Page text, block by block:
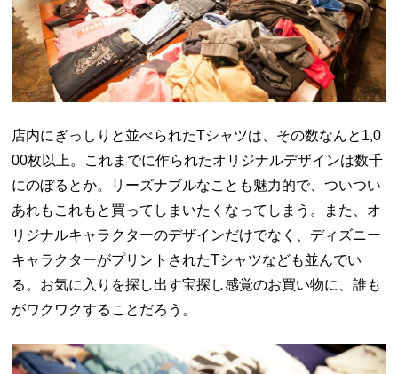
店内にぎっしりと並べられたTシャツは、その数なんと1,0
00枚以上。これまでに作られたオリジナルデザインは数千
にのぼるとか。リーズナブルなことも魅力的で、ついつい
あれもこれもと買ってしまいたくなってしまう。また、オ
リジナルキャラクターのデザインだけでなく、ディズニー
キャラクターがプリントされたTシャツなども並んでい
る。お気に入りを探し出す宝探し感覚のお買い物に、誰も
がワクワクすることだろう。